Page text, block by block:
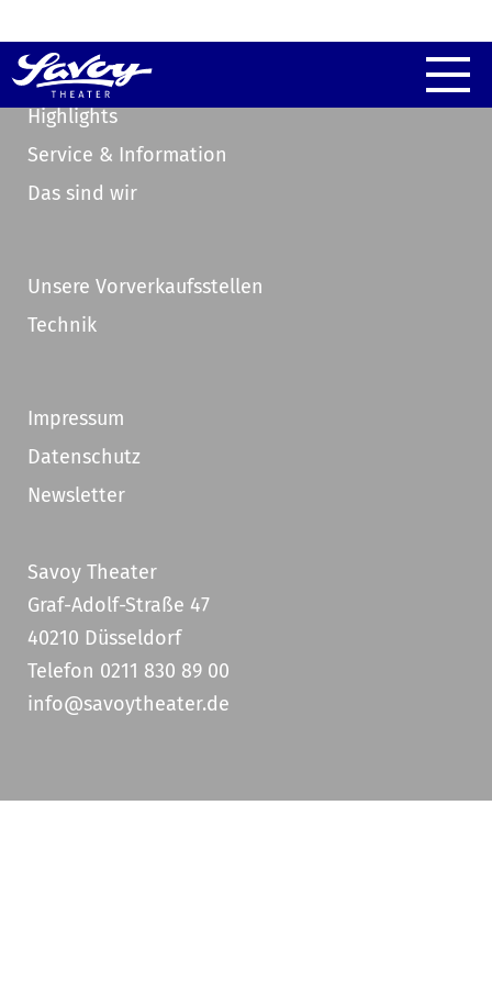
Highlights
Service & Information
Das sind wir
Unsere Vorverkaufsstellen
Technik
Impressum
Datenschutz
Newsletter
Savoy Theater
Graf-Adolf-Straße 47
40210 Düsseldorf
Telefon 0211 830 89 00
info@savoytheater.de